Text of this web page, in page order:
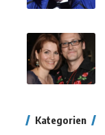
Kategorien